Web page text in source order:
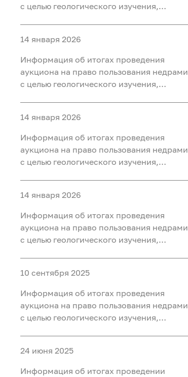
с целью геологического изучения,
участке недр «Радомский»,
расположенного на территории
Октябрьского района Ханты-
Мансийского автономного округа - Югры
14 января 2026
Информация об итогах проведения
аукциона на право пользования недрами
с целью геологического изучения,
«Сергинский 9», расположенного на
территории Белоярского района Ханты-
Мансийского автономного округа - Югры
14 января 2026
Информация об итогах проведения
аукциона на право пользования недрами
с целью геологического изучения,
«Западно-Нятлонгский»,
расположенного на территории
Сургутского района Ханты-Мансийского
автономного округа - Югры
14 января 2026
Информация об итогах проведения
аукциона на право пользования недрами
с целью геологического изучения,
«Восточно-Камский», расположенного
на территории Ханты-Мансийского
района Ханты-Мансийского
автономного округа - Югры
10 сентября 2025
Информация об итогах проведения
аукциона на право пользования недрами
с целью геологического изучения,
«Бобровый», расположенного в
Уватском районе Тюменской области
24 июня 2025
Информация об итогах проведении